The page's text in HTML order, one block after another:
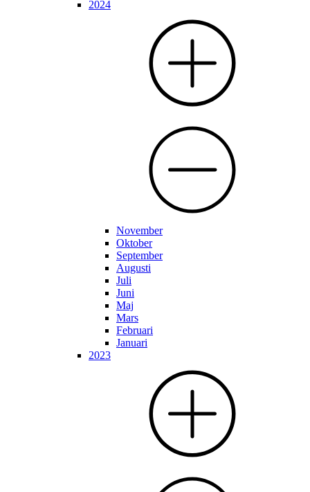
2024
November
Oktober
September
Augusti
Juli
Juni
Maj
Mars
Februari
Januari
2023